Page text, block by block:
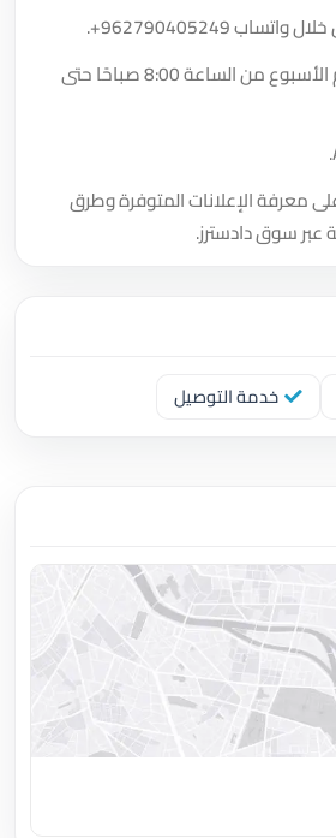
واتساب+962790405249
.
أوقات العمل: جميع أيام الأسبوع من الساعة 8:00 صباحًا حتى
معرفة الإعلانات المتوفرة وطرق
عبر سوق دادسترز.
خدمة التوصيل